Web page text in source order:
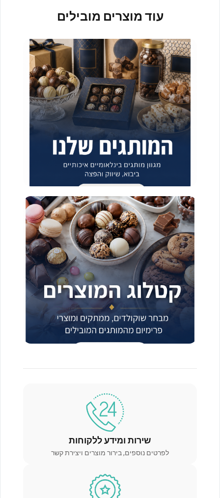
עוד מוצרים מובילים
שירות ומידע ללקוחות
לפרטים נוספים, בירור מוצרים ויצירת קשר